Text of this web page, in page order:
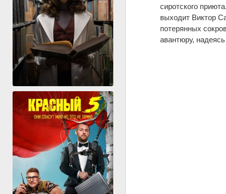
сиротского
выходит Виктор
потерянных
авантюру,